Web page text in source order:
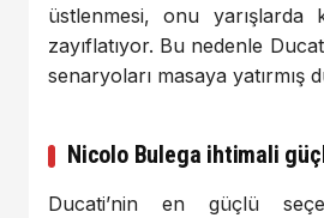
üstlenmesi, onu yarışlarda
zayıflatıyor. Bu nedenle
senaryoları masaya yatırmış
Nicolo Bulega ihtimali
Ducati’nin en güçlü